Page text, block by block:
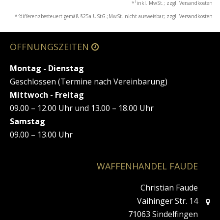
* 1 inkl. MwSt.; zzgl. Versandkosten
*2differenzbesteuert gemäß §25a UStG.;MwSt. nicht ausweisbar; zzgl. Versandkosten
ÖFFNUNGSZEITEN
Montag - Dienstag
Geschlossen (Termine nach Vereinbarung)
Mittwoch - Freitag
09.00 – 12.00 Uhr und 13.00 – 18.00 Uhr
Samstag
09.00 – 13.00 Uhr
WAFFENHANDEL FAUDE
Christian Faude
Vaihinger Str. 14
71063 Sindelfingen